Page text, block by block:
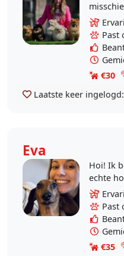
hond en
uitlater/
verhaal
Past
€30
Laatste keer ingelogd:
Eva
Hoi! Ik
echte
Ik heb
katten
Past
€35